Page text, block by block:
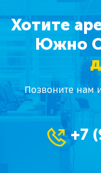
Хотите
Южно
Позвоните нам
+7